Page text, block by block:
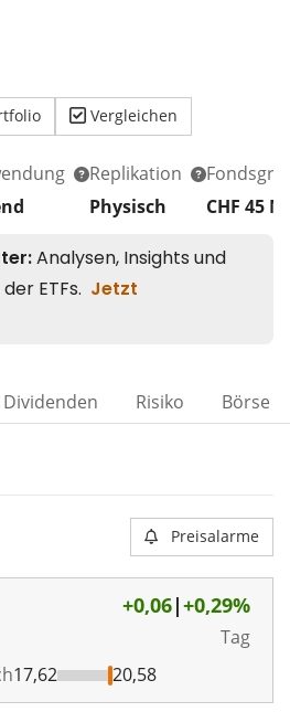
Vergleichen
Replikation
Physisch
CHF 45
Dividenden Risiko Börse
Preisalarme
+0,06|+0,29%
Tag
17,62 20,58